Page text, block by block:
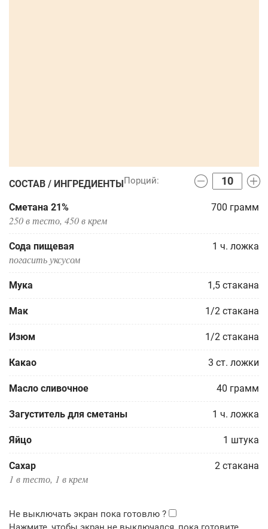
СОСТАВ / ИНГРЕДИЕНТЫ
Сметана 21% 700 грамм
250 в тесто, 450 в крем
Сода пищевая 1 ч. ложка
погасить уксусом
Мука 1,5 стакана
Мак 1/2 стакана
Изюм 1/2 стакана
Какао 3 ст. ложки
Масло сливочное 40 грамм
Загуститель для сметаны 1 ч. ложка
Яйцо 1 штука
Сахар 2 стакана
1 в тесто, 1 в крем